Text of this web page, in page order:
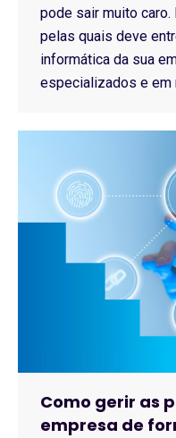
pode sair muito
pelas quais deve
informática da sua
especializados e em
Como gerir as
empresa de